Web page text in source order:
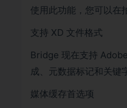
使用此功能，您可以在
支持 XD 文件格式
Bridge 现在支持
成、元数据标记和关键
媒体缓存首选项